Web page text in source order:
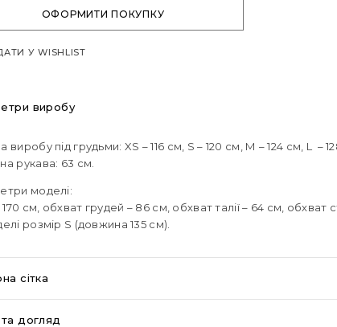
ОФОРМИТИ ПОКУПКУ
У WISHLIST
виробу
виробу під грудьми: XS – 116 см, S – 120 см, М – 124 см, L –
рукава: 63 см.
моделі:
170 см, обхват грудей – 86 см, обхват талії – 64 см, обхват
розмір S (довжина 135 см).
сітка
догляд